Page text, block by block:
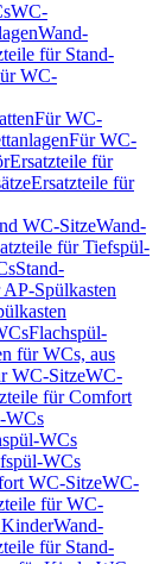
WC-
Wand-
für Stand-
WC-
Für WC-
Für WC-
Ersatzteile für
Ersatzteile für
WC-SitzeWand-
für Tiefspül-
Stand-
Spülkasten
Flachspül-
für WCs, aus
WC-SitzeWC-
für Comfort
WCs
WCs
WCs
WC-SitzeWC-
für WC-
Wand-
für Stand-